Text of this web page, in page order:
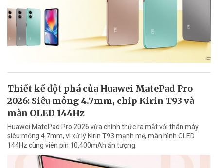
Thiết kế đột phá của Huawei MatePad Pro
2026: Siêu mỏng 4.7mm, chip Kirin T93 và
màn OLED 144Hz
Huawei MatePad Pro 2026 vừa chính thức ra mắt với thân máy
siêu mỏng 4.7mm, vi xử lý Kirin T93 mạnh mẽ, màn hình OLED
144Hz cùng viên pin 10,400mAh ấn tượng.